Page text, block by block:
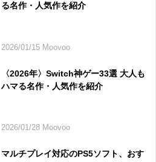
る名作・人気作を紹介
2026/01/15 Moovoo
〈2026年〉Switch神ゲー33選 大人も
ハマる名作・人気作を紹介
2026/01/28 Moovoo
マルチプレイ対応のPS5ソフト、おす